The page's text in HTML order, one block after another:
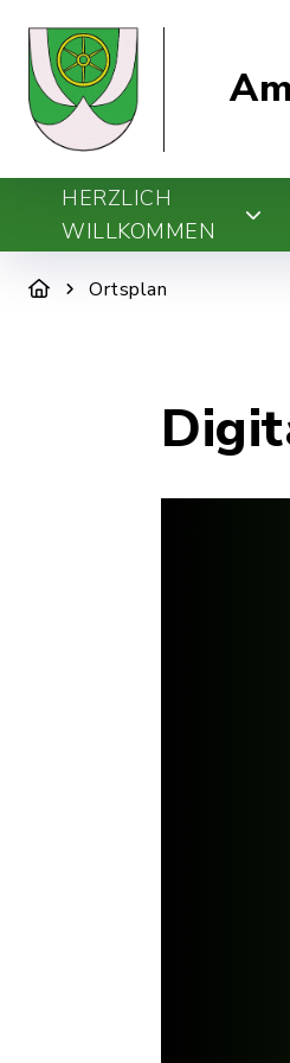
HERZLICH
WILLKOMMEN
Ortsplan